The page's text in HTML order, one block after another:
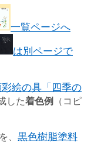
一覧ページへ
は別ページで
彩絵の具「四季の
した着色例
（コピ
、 黒色樹脂塗料